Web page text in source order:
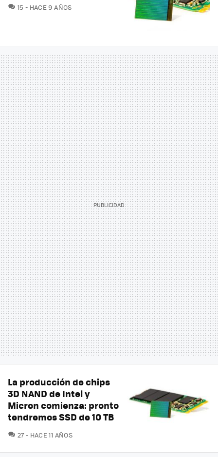
15 COMENTARIOS
HACE 9 AÑOS
La producción de chips
3D NAND de Intel y
Micron comienza: pronto
tendremos SSD de 10 TB
27COMENTARIOS
HACE 11 AÑOS